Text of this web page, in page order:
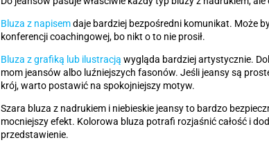
Bluza z napisemdaje bardziej bezpośredni komunikat. Może
konferencji coachingowej, bo nikt o to nie prosił.
Bluza z grafiką lub ilustracją wygląda bardziej artystycznie.
mom jeansów albo luźniejszych fasonów. Jeśli jeansy są
krój, warto postawić na spokojniejszy motyw.
Szara bluza z nadrukiem i niebieskie jeansy to bardzo
mocniejszy efekt. Kolorowa bluza potrafi rozjaśnić całość i
przedstawienie.